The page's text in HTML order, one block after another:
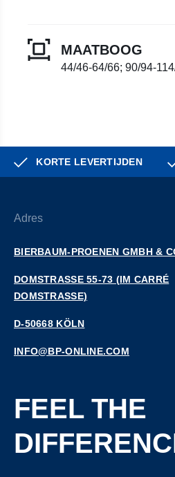
MAATBOOG
44/46-64/66; 90/94-
KORTE LEVERTIJDEN
Adres
BIERBAUM-PROENEN GMBH &
DOMSTRASSE 55-73 (IM CARRÉ D
OMSTRASSE)
D-50668 KÖLN
INFO@BP-ONLINE.COM
FEEL THE